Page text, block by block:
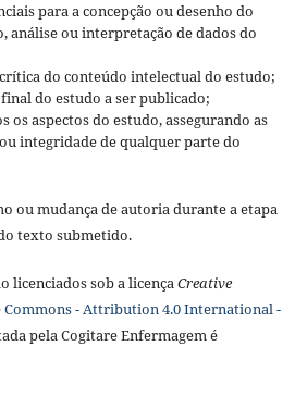
para a concepção ou desenho do
análise ou interpretação de dados do
do conteúdo intelectual do estudo;
do estudo a ser publicado;
os aspectos do estudo, assegurando as
integridade de qualquer parte do
ou mudança de autoria durante a etapa
texto submetido.
licenciados sob a licençaCreative
Commons - Attribution 4.0 International -
pela Cogitare Enfermagem é